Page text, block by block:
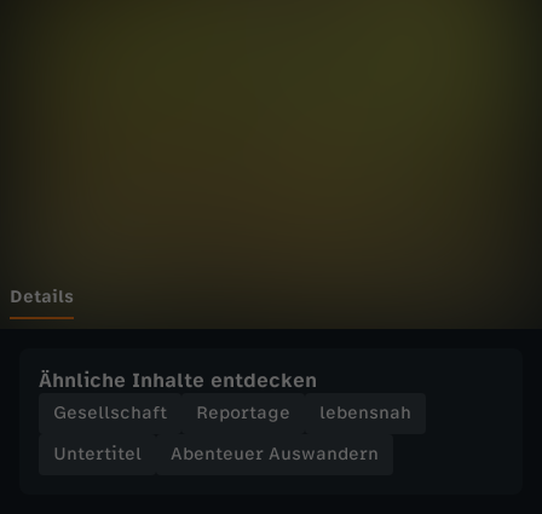
w
n
Details
Ähnliche Inhalte entdecken
Gesellschaft Reportage
lebensnah
Untertitel
Abenteuer Auswandern